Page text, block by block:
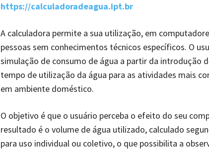
https://calculadoradeagua.ipt.br
A calculadora permite a sua utilização, em
pessoas sem conhecimentos técnicos específicos. O
simulação de consumo de água a partir da introdução
tempo de utilização da água para as atividades mais
em ambiente doméstico.
O objetivo é que o usuário perceba o efeito do seu
resultado é o volume de água utilizado, calculado
para uso individual ou coletivo, o que possibilita a